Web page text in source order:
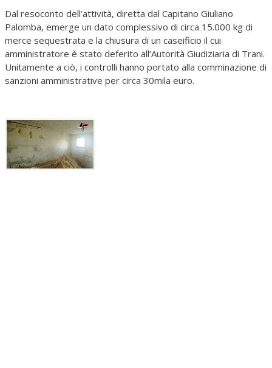
Dal resoconto dell’attività, diretta dal Capitano Giuliano
Palomba, emerge un dato complessivo di circa 15.000 kg di
merce sequestrata e la chiusura di un caseificio il cui
amministratore è stato deferito all’Autorità Giudiziaria di Trani.
Unitamente a ciò, i controlli hanno portato alla comminazione di
sanzioni amministrative per circa 30mila euro.